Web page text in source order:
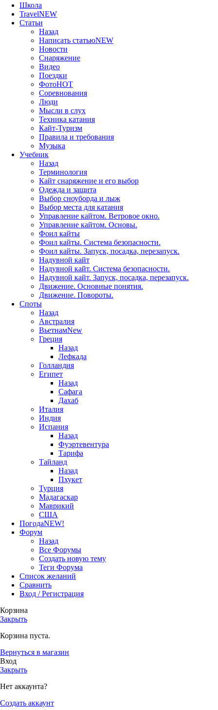
Школа
TravelNEW
Статьи
Назад
Написать статьюNEW
Новости
Снаряжение
Видео
Поездки
ФотоHOT
Соревнования
Люди
Мысли в слух
Техника катания
Кайт-Туризм
Правила и требования
Музыка
Учебник
Назад
Терминология
Кайт снаряжение и его выбор
Одежда и защита
Выбор сноуборда и лыж
Выбор места для катания
Управление кайтом. Ветровое окно.
Управление кайтом. Основы.
Фоил кайты
Фоил кайты. Система безопасности.
Фоил кайты. Запуск, посадка, перезапуск.
Надувной кайт
Надувной кайт. Система безопасности.
Надувной кайт. Запуск, посадка, перезапуск.
Движение. Основные понятия.
Движение. Повороты.
Споты
Назад
Австралия
ВьетнамNew
Греция
Назад
Лефкада
Голландия
Египет
Назад
Сафага
Дахаб
Италия
Индия
Испания
Назад
Фуэртевентура
Тарифа
Тайланд
Назад
Пхукет
Турция
Мадагаскар
Маврикий
США
ПогодаNEW!
Форум
Назад
Все Форумы
Создать новую тему
Теги Форума
Список желаний
Сравнить
Вход / Регистрация
Корзина
Закрыть
Корзина пуста.
Вернуться в магазин
Вход
Закрыть
Нет аккаунта?
Создать аккаунт